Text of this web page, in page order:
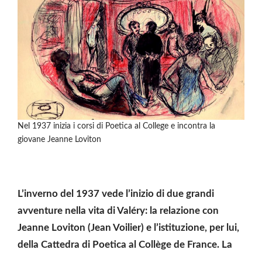
Nel 1937 inizia i corsi di Poetica al College e incontra la
giovane Jeanne Loviton
L’inverno del 1937 vede l’inizio di due grandi
avventure nella vita di Valéry: la relazione con
Jeanne Loviton (Jean Voilier) e l’istituzione, per lui,
della Cattedra di Poetica al Collège de France. La